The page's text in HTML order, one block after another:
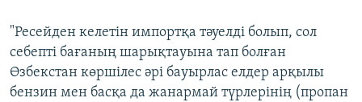
"Ресейден келетін импортқа тәуелді болып, сол
себепті бағаның шарықтауына тап болған
Өзбекстан көршілес әрі бауырлас елдер арқылы
бензин мен басқа да жанармай түрлерінің (пропан